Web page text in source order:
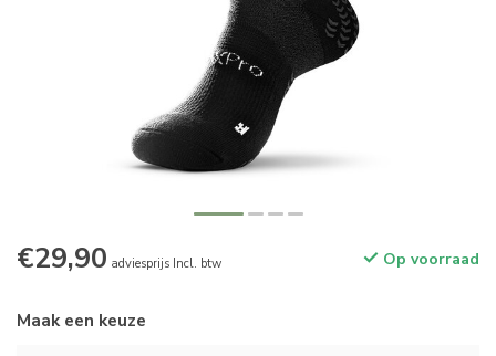
€29,90 adviesprijs Incl. btw Op voorraad
Maak een keuze